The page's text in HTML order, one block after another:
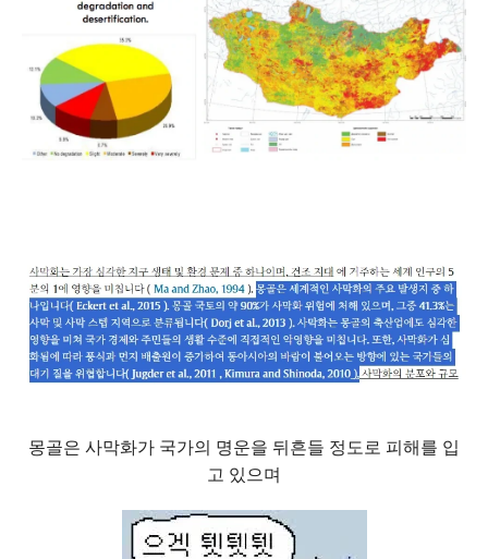
몽골은 사막화가 국가의 명운을 뒤흔들 정도로 피해를 입
고 있으며